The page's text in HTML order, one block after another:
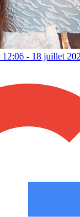
12:06 - 18 juillet